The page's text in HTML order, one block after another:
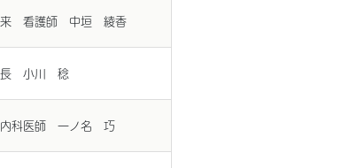
来 看護師 中垣 綾香
長 小川 稔
科医師 一ノ名 巧